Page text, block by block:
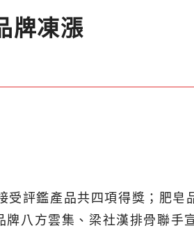
牌凍漲
評鑑產品共四項得獎；肥皂
八方雲集、梁社漢排骨聯手